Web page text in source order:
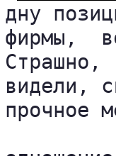
дну
фирмы,
видели,
прочное